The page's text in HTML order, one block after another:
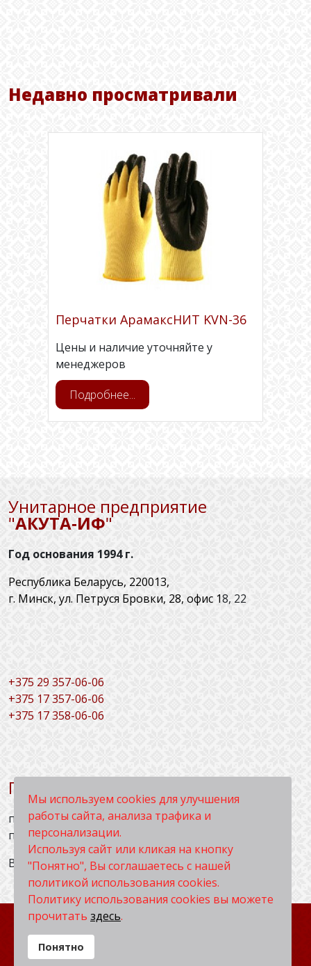
Недавно просматривали
Перчатки АрамаксНИТ KVN-36
Цены и наличие уточняйте у
менеджеров
Подробнее...
Унитарное предприятие
"АКУТА‑ИФ"
Год основания 1994 г.
Республика Беларусь, 220013,
г. Минск, ул. Петруся Бровки, 28, офис 18, 22
+375 29 357-06-06
+375 17 357-06-06
+375 17 358-06-06
График работы:
понедельник - четверг - с 9.00 до 17.00,
пятница - с 9.00 до 16.00.
Выходные дни: суббота, воскресенье.
© 2026 Унитарное предприятие «АКУТА‑ИФ».
Разработка сайта:
Мы используем cookies для улучшения
работы сайта, анализа трафика и
персонализации.
Используя сайт или кликая на кнопку
"Понятно", Вы соглашаетесь с нашей
политикой использования cookies.
Политику использования cookies вы можете
прочитать здесь.
Понятно